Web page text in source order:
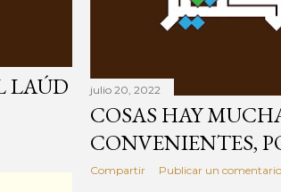
LAÚD julio 20, 2022
COSAS HAY
CONVENIENTES,
Compartir Publicar un comentario